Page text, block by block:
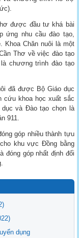
được đầu tư khá bài
ứng nhu cầu đào tạo,
Khoa Chăn nuôi là một
Thơ về việc đào tạo
chương trình đào tạo
đã được Bộ Giáo dục
cứu khoa học xuất sắc
và Đào tạo chọn là
911.
góp nhiều thành tựu
khu vực Đồng bằng
đóng góp nhất định đối
dụng